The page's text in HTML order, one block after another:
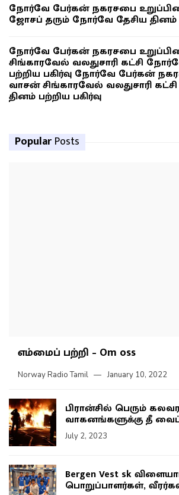
நோர்வே பேர்கன் நகரசபை
ஜோசப் தரும் நோர்வே தேசிய தினம்
நோர்வே பேர்கன் நகரசபை
சிங்காரவேல் வலதுசாரி கட்சி
பற்றிய பகிர்வு நோர்வே பேர்கன்
வாசன் சிங்காரவேல் வலதுசாரி
தினம் பற்றிய பகிர்வு
Popular Posts
எம்மைப் பற்றி – Om oss
Norway Radio Tamil January 10, 2022
பிரான்சில் பெரும்
வாகனங்களுக்கு தீ
July 2, 2023
Bergen Vest sk
பொறுப்பாளர்கள்,